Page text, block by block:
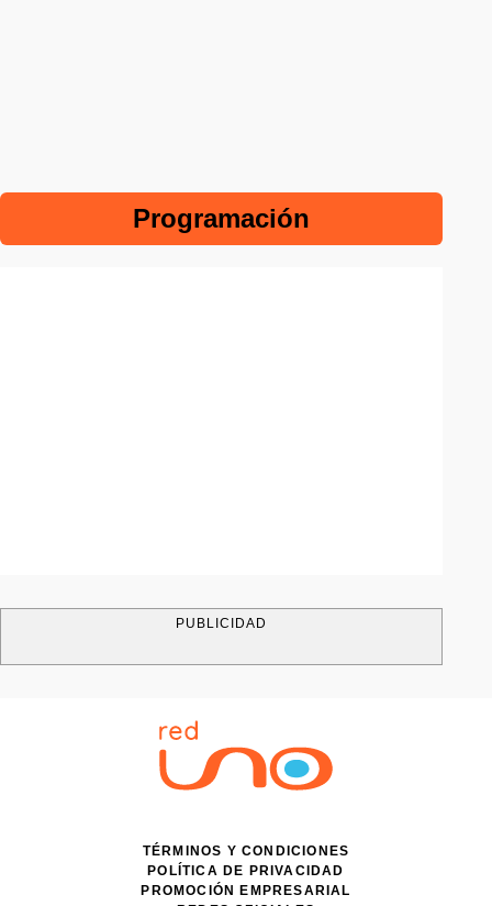
Programación
PUBLICIDAD
TÉRMINOS Y CONDICIONES
POLÍTICA DE PRIVACIDAD
PROMOCIÓN EMPRESARIAL